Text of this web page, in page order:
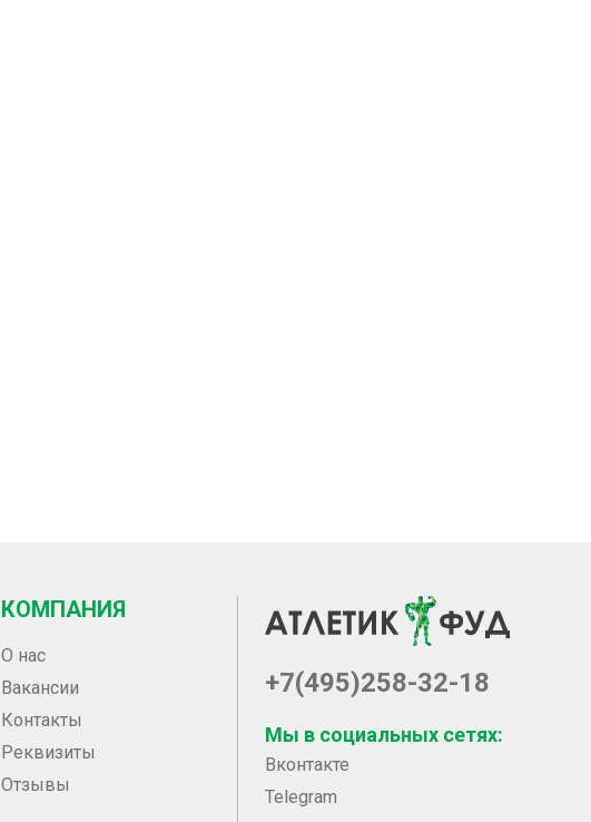
КОМПАНИЯ
О нас
Вакансии
Контакты
Реквизиты
Отзывы
+7(495)258-32-18
Мы в социальных сетях:
Вконтакте
Telegram